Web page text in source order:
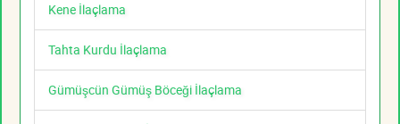
Kene İlaçlama
Tahta Kurdu İlaçlama
Gümüşcün Gümüş Böceği İlaçlama